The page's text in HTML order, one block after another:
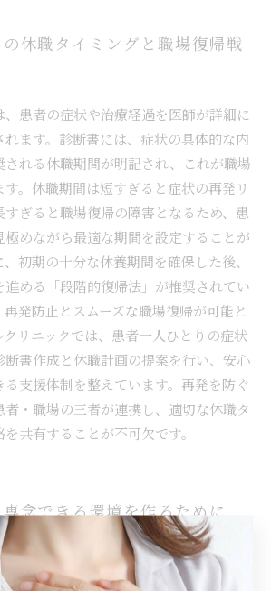
休職タイミングと職場復帰戦
、患者の症状や治療経過を医師が詳細に
ます。診断書には、症状の具体的な内
される休職期間が明記され、これが職場
。休職期間は短すぎると症状の再発リ
すぎると職場復帰の障害となるため、患
めながら最適な期間を設定することが
初期の十分な休養期間を確保した後、
める「段階的復帰法」が推奨されてい
発防止とスムーズな職場復帰が可能と
リニックでは、患者一人ひとりの症状
断書作成と休職計画の提案を行い、安心
る支援体制を整えています。再発を防ぐ
者・職場の三者が連携し、適切な休職タ
共有することが不可欠です。
念できる環境を作るために
、患者の症状や治療経過を詳細に記録
要性と期間を判断する重要な資料です。